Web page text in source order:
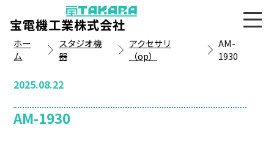
宝電機工業株式会社
ホー
ム
スタジオ機
器
アクセサリ
（op）
AM-
1930
2025.08.22
AM-1930